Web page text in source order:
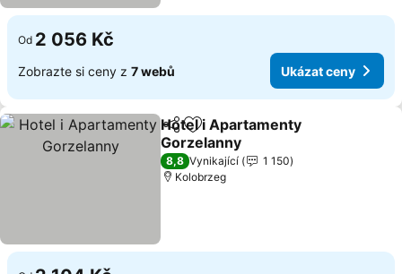
Od 2 056 Kč
Zobrazte si ceny z 7 webů Ukázat ceny
SdíletPřidat na seznam oblíbených
Hotel i Apartamenty
Gorzelanny
Ukázat ceny
8,8 Vynikající
1 150
Kolobrzeg